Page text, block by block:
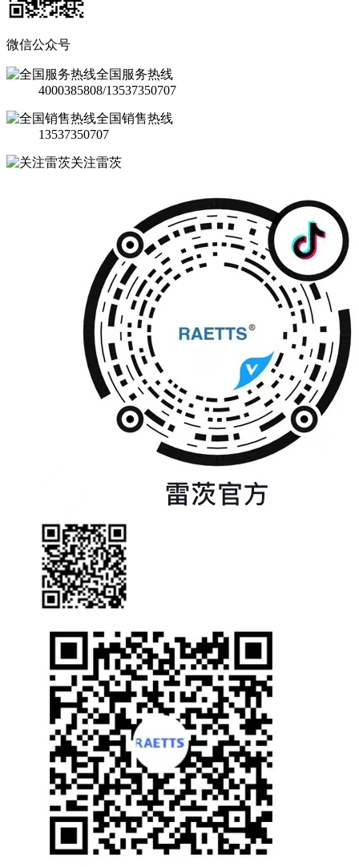
微信公众号
全国服务热线
4000385808/13537350707
全国销售热线
13537350707
关注雷茨